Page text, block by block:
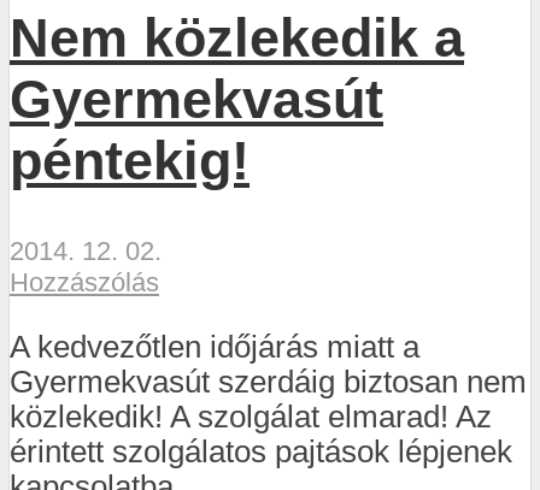
Nem közlekedik a
Gyermekvasút
péntekig!
2014. 12. 02.
Hozzászólás
A kedvezőtlen időjárás miatt a
Gyermekvasút szerdáig biztosan nem
közlekedik! A szolgálat elmarad! Az
érintett szolgálatos pajtások lépjenek